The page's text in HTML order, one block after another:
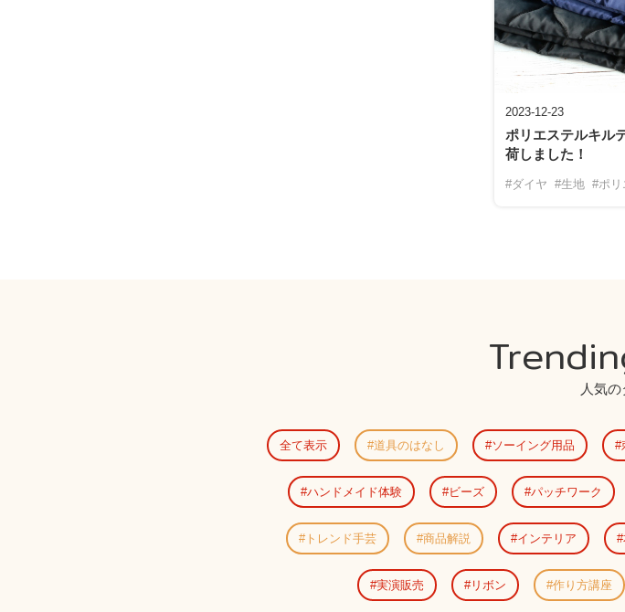
2023-12-23
ポリエステルキル
荷しました！
#ダイヤ #生地 #ポリ
人気
全て表示 道具のはなし ソーイング用品
ハンドメイド体験 ビーズ パッチワーク
トレンド手芸 商品解説 インテリア
実演販売 リボン 作り方講座